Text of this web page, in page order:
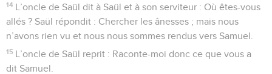
14 L’oncle de Saül dit à Saül et à son serviteur : Où êtes-vous
allés ? Saül répondit : Chercher les ânesses ; mais nous
n’avons rien vu et nous nous sommes rendus vers Samuel.
15 L’oncle de Saül reprit : Raconte-moi donc ce que vous a
dit Samuel.